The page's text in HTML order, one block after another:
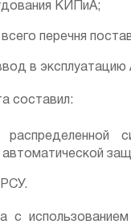
КИПиА;
перечня
в
составил:
распределенной
автоматической
с